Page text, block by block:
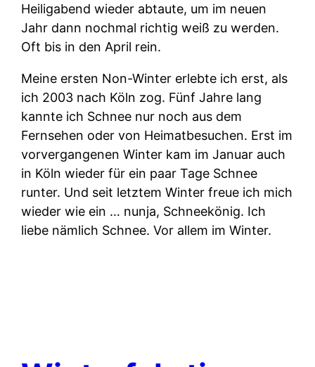
Heiligabend wieder abtaute, um im neuen
Jahr dann nochmal richtig weiß zu werden.
Oft bis in den April rein.
Meine ersten Non-Winter erlebte ich erst, als
ich 2003 nach Köln zog. Fünf Jahre lang
kannte ich Schnee nur noch aus dem
Fernsehen oder von Heimatbesuchen. Erst im
vorvergangenen Winter kam im Januar auch
in Köln wieder für ein paar Tage Schnee
runter. Und seit letztem Winter freue ich mich
wieder wie ein … nunja, Schneekönig. Ich
liebe nämlich Schnee. Vor allem im Winter.